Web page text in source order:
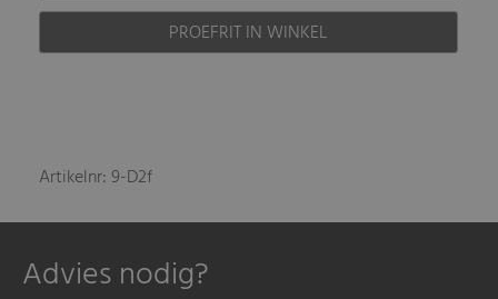
PROEFRIT IN WINKEL
Artikelnr: 9-D2f
Advies nodig?